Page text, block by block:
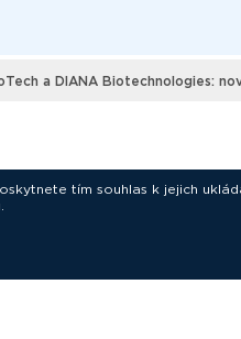
a DIANA Biotechnologies:
tím souhlas k jejich